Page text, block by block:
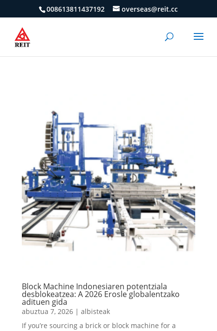
008613811437192 overseas@reit.cc
Block Machine Indonesiaren potentziala
desblokeatzea: A 2026 Erosle globalentzako
adituen gida
abuztua 7, 2026| albisteak
If you’re sourcing a brick or block machine for a